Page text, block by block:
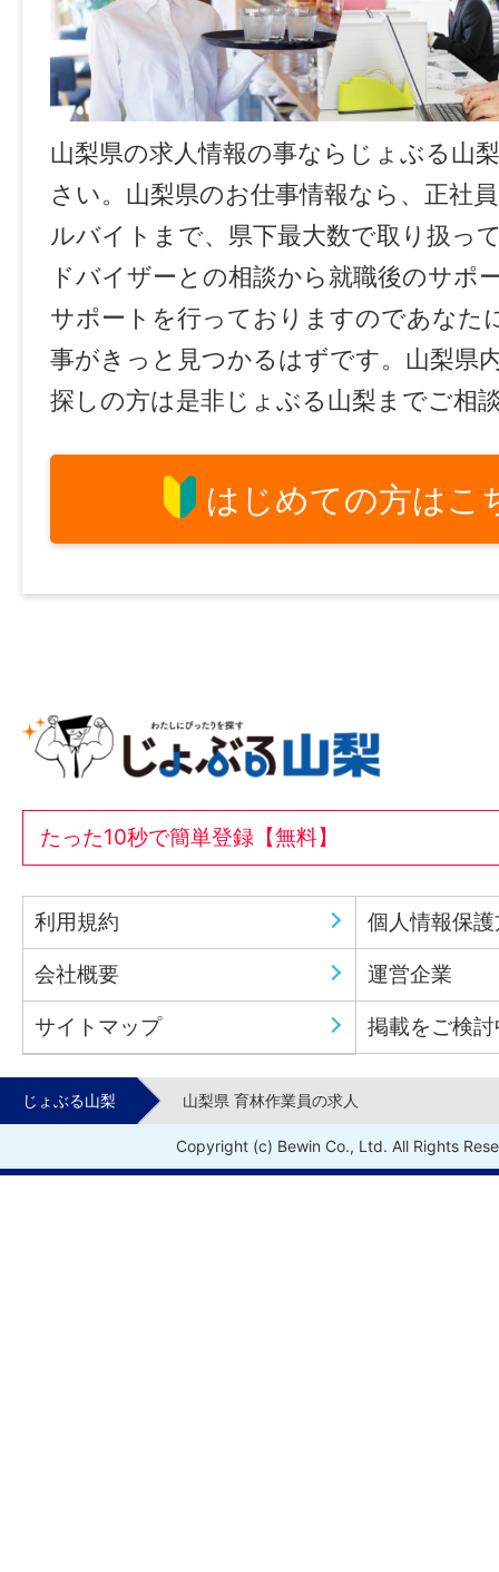
山梨県の求人情報の事ならじょぶる山
さい。山梨県のお仕事情報なら、正社
ルバイトまで、県下最大数で取り扱っ
ドバイザーとの相談から就職後のサポ
サポートを行っておりますのであなた
事がきっと見つかるはずです。山梨県
探しの方は是非じょぶる山梨までご相
はじめての方はこ
たった10秒で簡単登録【無料】
利用規約 個人情報保
会社概要 運営企業
サイトマップ 掲載をご検
じょぶる山梨 山梨県 育林作業員の求人
Copyright (c) Bewin Co., Ltd. All Rights